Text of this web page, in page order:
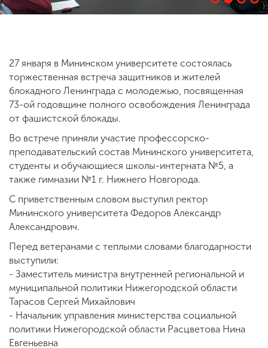
Приемная
27 января в Мининском университете состоялась
торжественная встреча защитников и жителей
блокадного Ленинграда с молодежью, посвященная
73-ой годовщине полного освобождения Ленинграда
от фашистской блокады.
Во встрече приняли участие профессорско-
преподавательский состав Мининского университета,
студенты и обучающиеся школы-интерната №5, а
также гимназии №1 г. Нижнего Новгорода.
С приветственным словом выступил ректор
Мининского университета Федоров Александр
Александрович.
Перед ветеранами с теплыми словами благодарности
выступили:
- Заместитель министра внутренней региональной и
муниципальной политики Нижегородской области
Тарасов Сергей Михайлович
- Начальник управления министерства социальной
политики Нижегородской области Расцветова Нина
Евгеньевна